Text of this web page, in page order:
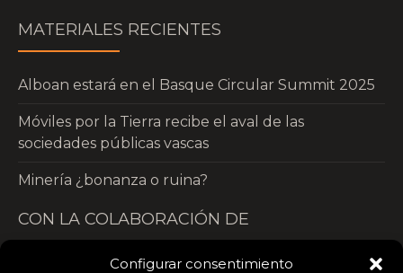
Configurar consentimiento
MATERIALES RECIENTES
Alboan estará en el Basque Circular Summit 2025
Móviles por la Tierra recibe el aval de las
sociedades públicas vascas
Minería ¿bonanza o ruina?
CON LA COLABORACIÓN DE